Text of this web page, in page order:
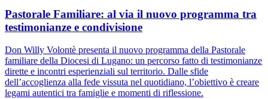
Pastorale Familiare: al via il nuovo programma tra
testimonianze e condivisione
Don Willy Volontè presenta il nuovo programma della Pastorale
familiare della Diocesi di Lugano: un percorso fatto di testimonianze
dirette e incontri esperienziali sul territorio. Dalle sfide
dell’accoglienza alla fede vissuta nel quotidiano, l’obiettivo è creare
legami autentici tra famiglie e momenti di riflessione.